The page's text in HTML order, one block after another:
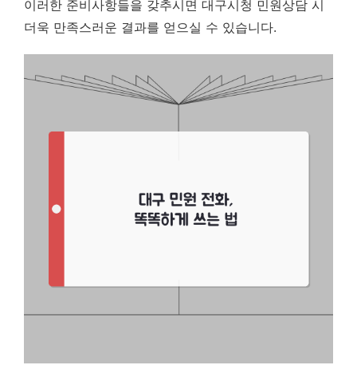
이러한 준비사항들을 갖추시면 대구시청 민원상담 시
더욱 만족스러운 결과를 얻으실 수 있습니다.